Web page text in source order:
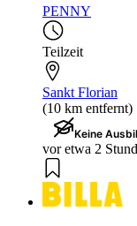
PENNY
Teilzeit
Sankt Florian
(10 km entfernt)
Keine
vor etwa 2